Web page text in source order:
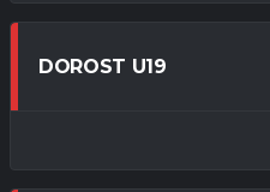
DOROST U19